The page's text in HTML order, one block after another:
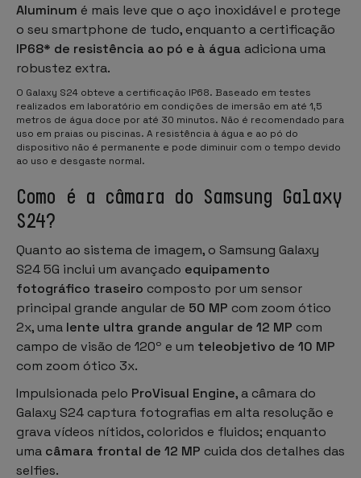
Aluminum é mais leve que o aço inoxidável e protege
o seu smartphone de tudo, enquanto a certificação
IP68* de resistência ao pó e à água adiciona uma
robustez extra.
O Galaxy S24 obteve a certificação IP68. Baseado em testes
realizados em laboratório em condições de imersão em até 1,5
metros de água doce por até 30 minutos. Não é recomendado para
uso em praias ou piscinas. A resistência à água e ao pó do
dispositivo não é permanente e pode diminuir com o tempo devido
ao uso e desgaste normal.
Como é a câmara do Samsung Galaxy
S24?
Quanto ao sistema de imagem, o Samsung Galaxy
S24 5G inclui um avançado equipamento
fotográfico traseiro composto por um sensor
principal grande angular de 50 MP com zoom ótico
2x, uma lente ultra grande angular de 12 MP com
campo de visão de 120º e um teleobjetivo de 10 MP
com zoom ótico 3x.
Impulsionada pelo ProVisual Engine, a câmara do
Galaxy S24 captura fotografias em alta resolução e
grava vídeos nítidos, coloridos e fluidos; enquanto
uma câmara frontal de 12 MP cuida dos detalhes das
selfies.